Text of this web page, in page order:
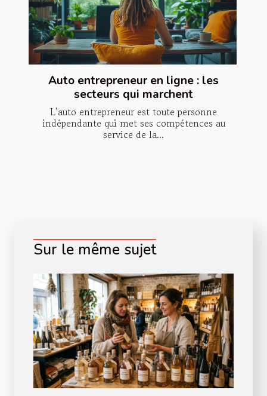
Auto entrepreneur en ligne : les
secteurs qui marchent
L’auto entrepreneur est toute personne
indépendante qui met ses compétences au
service de la...
Sur le même sujet